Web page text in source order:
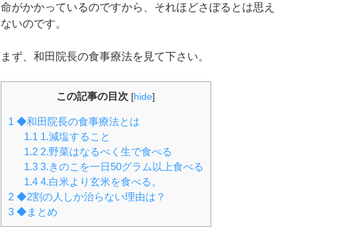
命がかかっているのですから、それほどさぼるとは思え
ないのです。
まず、和田院長の食事療法を見て下さい。
この記事の目次 [hide]
1 ◆和田院長の食事療法とは
1.1 1.減塩すること
1.22.野菜はなるべく生で食べる
1.33.きのこを一日50グラム以上食べる
1.44.白米より玄米を食べる。
2◆2割の人しか治らない理由は？
3◆まとめ